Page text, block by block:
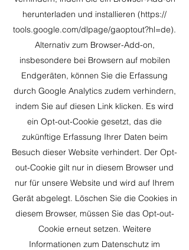
herunterladen und installieren (https://
tools.google.com/dlpage/gaoptout?hl=de).
Alternativ zum Browser-Add-on,
insbesondere bei Browsern auf mobilen
Endgeräten, können Sie die Erfassung
durch Google Analytics zudem verhindern,
indem Sie auf diesen Link klicken. Es wird
ein Opt-out-Cookie gesetzt, das die
zukünftige Erfassung Ihrer Daten beim
Besuch dieser Website verhindert. Der Opt-
out-Cookie gilt nur in diesem Browser und
nur für unsere Website und wird auf Ihrem
Gerät abgelegt. Löschen Sie die Cookies in
diesem Browser, müssen Sie das Opt-out-
Cookie erneut setzen. Weitere
Informationen zum Datenschutz im